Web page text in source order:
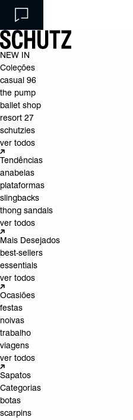
NEW IN
Coleções
casual 96
the pump
ballet shop
resort 27
schutzies
ver todos
Tendências
anabelas
plataformas
slingbacks
thong sandals
ver todos
Mais Desejados
best-sellers
essentials
ver todos
Ocasiões
festas
noivas
trabalho
viagens
ver todos
Sapatos
Categorias
botas
scarpins